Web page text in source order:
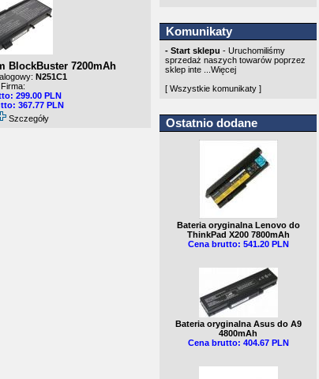
BlockBuster 7200mAh
N251C1
Firma:
299.00 PLN
367.77 PLN
Szczegóły
Komunikaty
- Start sklepu - Uruchomiliśmy
sprzedaż naszych towarów poprzez
sklep inte ... Więcej
[ Wszystkie komunikaty ]
Ostatnio dodane
Bateria oryginalna Lenovo do
ThinkPad X200 7800mAh
Cena brutto: 541.20 PLN
Bateria oryginalna Asus do A9
4800mAh
Cena brutto: 404.67 PLN